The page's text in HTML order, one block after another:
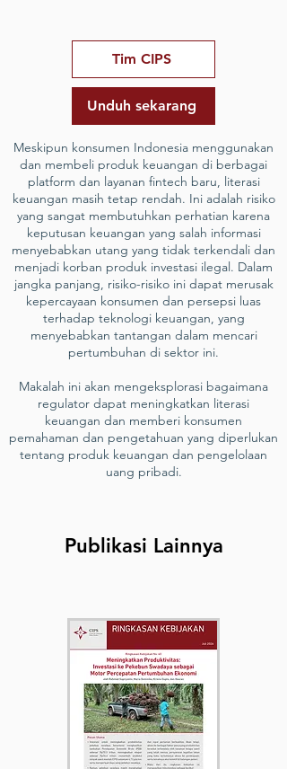
Tim CIPS
Unduh sekarang
Meskipun konsumen Indonesia menggunakan
dan membeli produk keuangan di berbagai
platform dan layanan fintech baru, literasi
keuangan masih tetap rendah. Ini adalah risiko
yang sangat membutuhkan perhatian karena
keputusan keuangan yang salah informasi
menyebabkan utang yang tidak terkendali dan
menjadi korban produk investasi ilegal. Dalam
jangka panjang, risiko-risiko ini dapat merusak
kepercayaan konsumen dan persepsi luas
terhadap teknologi keuangan, yang
menyebabkan tantangan dalam mencari
pertumbuhan di sektor ini.
Makalah ini akan mengeksplorasi bagaimana
regulator dapat meningkatkan literasi
keuangan dan memberi konsumen
pemahaman dan pengetahuan yang diperlukan
tentang produk keuangan dan pengelolaan
uang pribadi.
Publikasi Lainnya